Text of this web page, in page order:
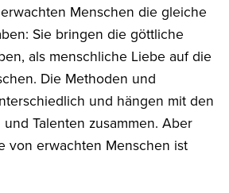
Menschen die gleiche
Sie bringen die göttliche
als menschliche Liebe auf die
Die Methoden und
und hängen mit den
Talenten zusammen. Aber
von erwachten Menschen ist